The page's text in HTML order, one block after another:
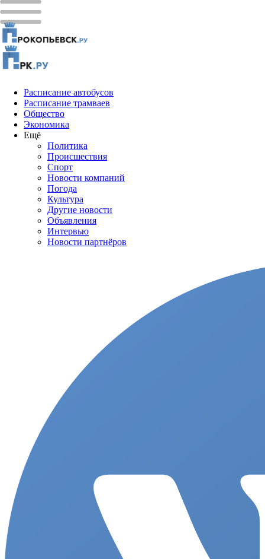
Расписание автобусов
Расписание трамваев
Общество
Экономика
Ещё
Политика
Проиcшествия
Спорт
Новости компаний
Погода
Культура
Другие новости
Объявления
Интервью
Новости партнёров